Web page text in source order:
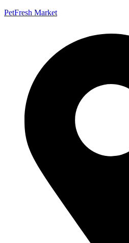
PetFresh Market